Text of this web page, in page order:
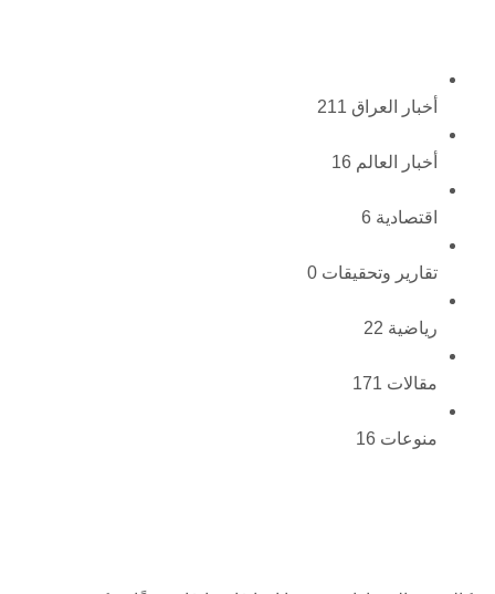
أخبار العراق 211
أخبار العالم 16
اقتصادية 6
تقارير وتحقيقات 0
رياضية 22
مقالات 171
منوعات 16